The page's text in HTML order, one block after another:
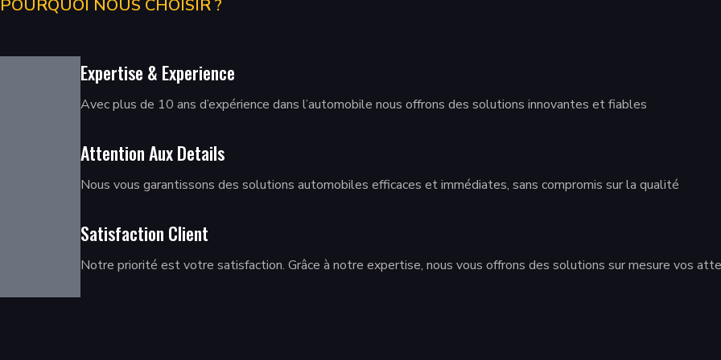
POURQUOI NOUS CHOISIR ?
Expertise & Experience
Avec plus de 10 ans d’expérience dans l’automobile nous offrons des solutions innovantes et fiables
Attention Aux Details
Nous vous garantissons des solutions automobiles efficaces et immédiates, sans compromis sur la qualité
Satisfaction Client
Notre priorité est votre satisfaction. Grâce à notre expertise, nous vous offrons des solutions sur mesure vos